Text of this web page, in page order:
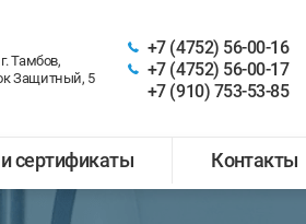
Тамбов,
Защитный, 5
+7 (4752) 56-00-16
+7 (4752) 56-00-17
+7 (910) 753-53-85
сертификаты Контакты